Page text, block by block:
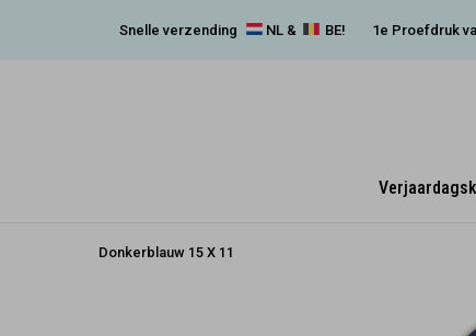
Snelle verzending NL & BE! 1e Proefdruk
Donkerblauw 15 X 11